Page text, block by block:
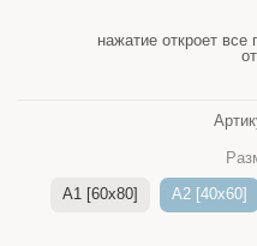
нажатие откроет
A1 [60x80]
A2 [40x60]